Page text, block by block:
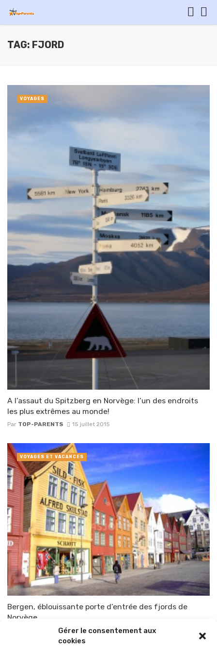
Gérer le consentement aux
cookies
TAG: FJORD
A l’assaut du Spitzberg en Norvège: l’un des endroits
les plus extrêmes au monde!
Par TOP-PARENTS 15 juillet 2015
VOYAGES
Bergen, éblouissante porte d’entrée des fjords de
Norvège.
TOP-PARENTS 8 juillet 2015
VOYAGES ET VACANCES